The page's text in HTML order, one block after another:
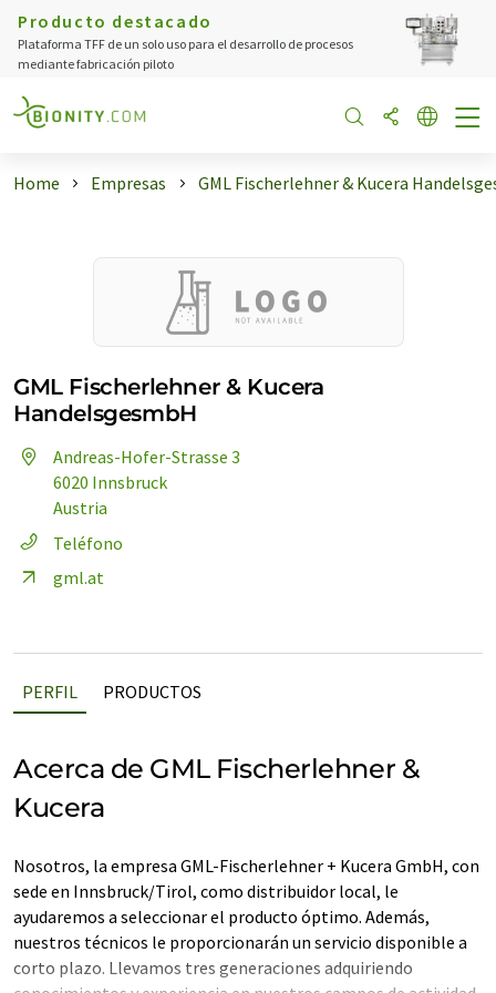
Producto destacado
Plataforma TFF de un solo uso para el desarrollo de procesos
mediante fabricación piloto
Home Empresas GML Fischerlehner & Kucera
GML Fischerlehner & Kucera
HandelsgesmbH
Andreas-Hofer-Strasse 3
6020 Innsbruck
Austria
Teléfono
gml.at
PERFIL PRODUCTOS
Acerca de GML Fischerlehner &
Kucera
Nosotros, la empresa GML-Fischerlehner + Kucera GmbH, con
sede en Innsbruck/Tirol, como distribuidor local, le
ayudaremos a seleccionar el producto óptimo. Además,
nuestros técnicos le proporcionarán un servicio disponible a
corto plazo. Llevamos tres generaciones adquiriendo